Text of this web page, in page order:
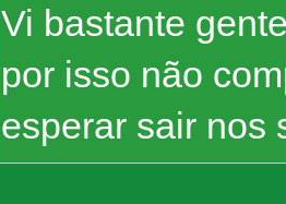
Vi bastante
por isso não
esperar sair nos